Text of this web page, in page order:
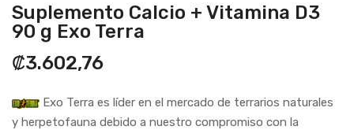
Suplemento Calcio + Vitamina D3
90 g Exo Terra
₡3.602,76
Exo Terra es líder en el mercado de terrarios naturales
y herpetofauna debido a nuestro compromiso con la